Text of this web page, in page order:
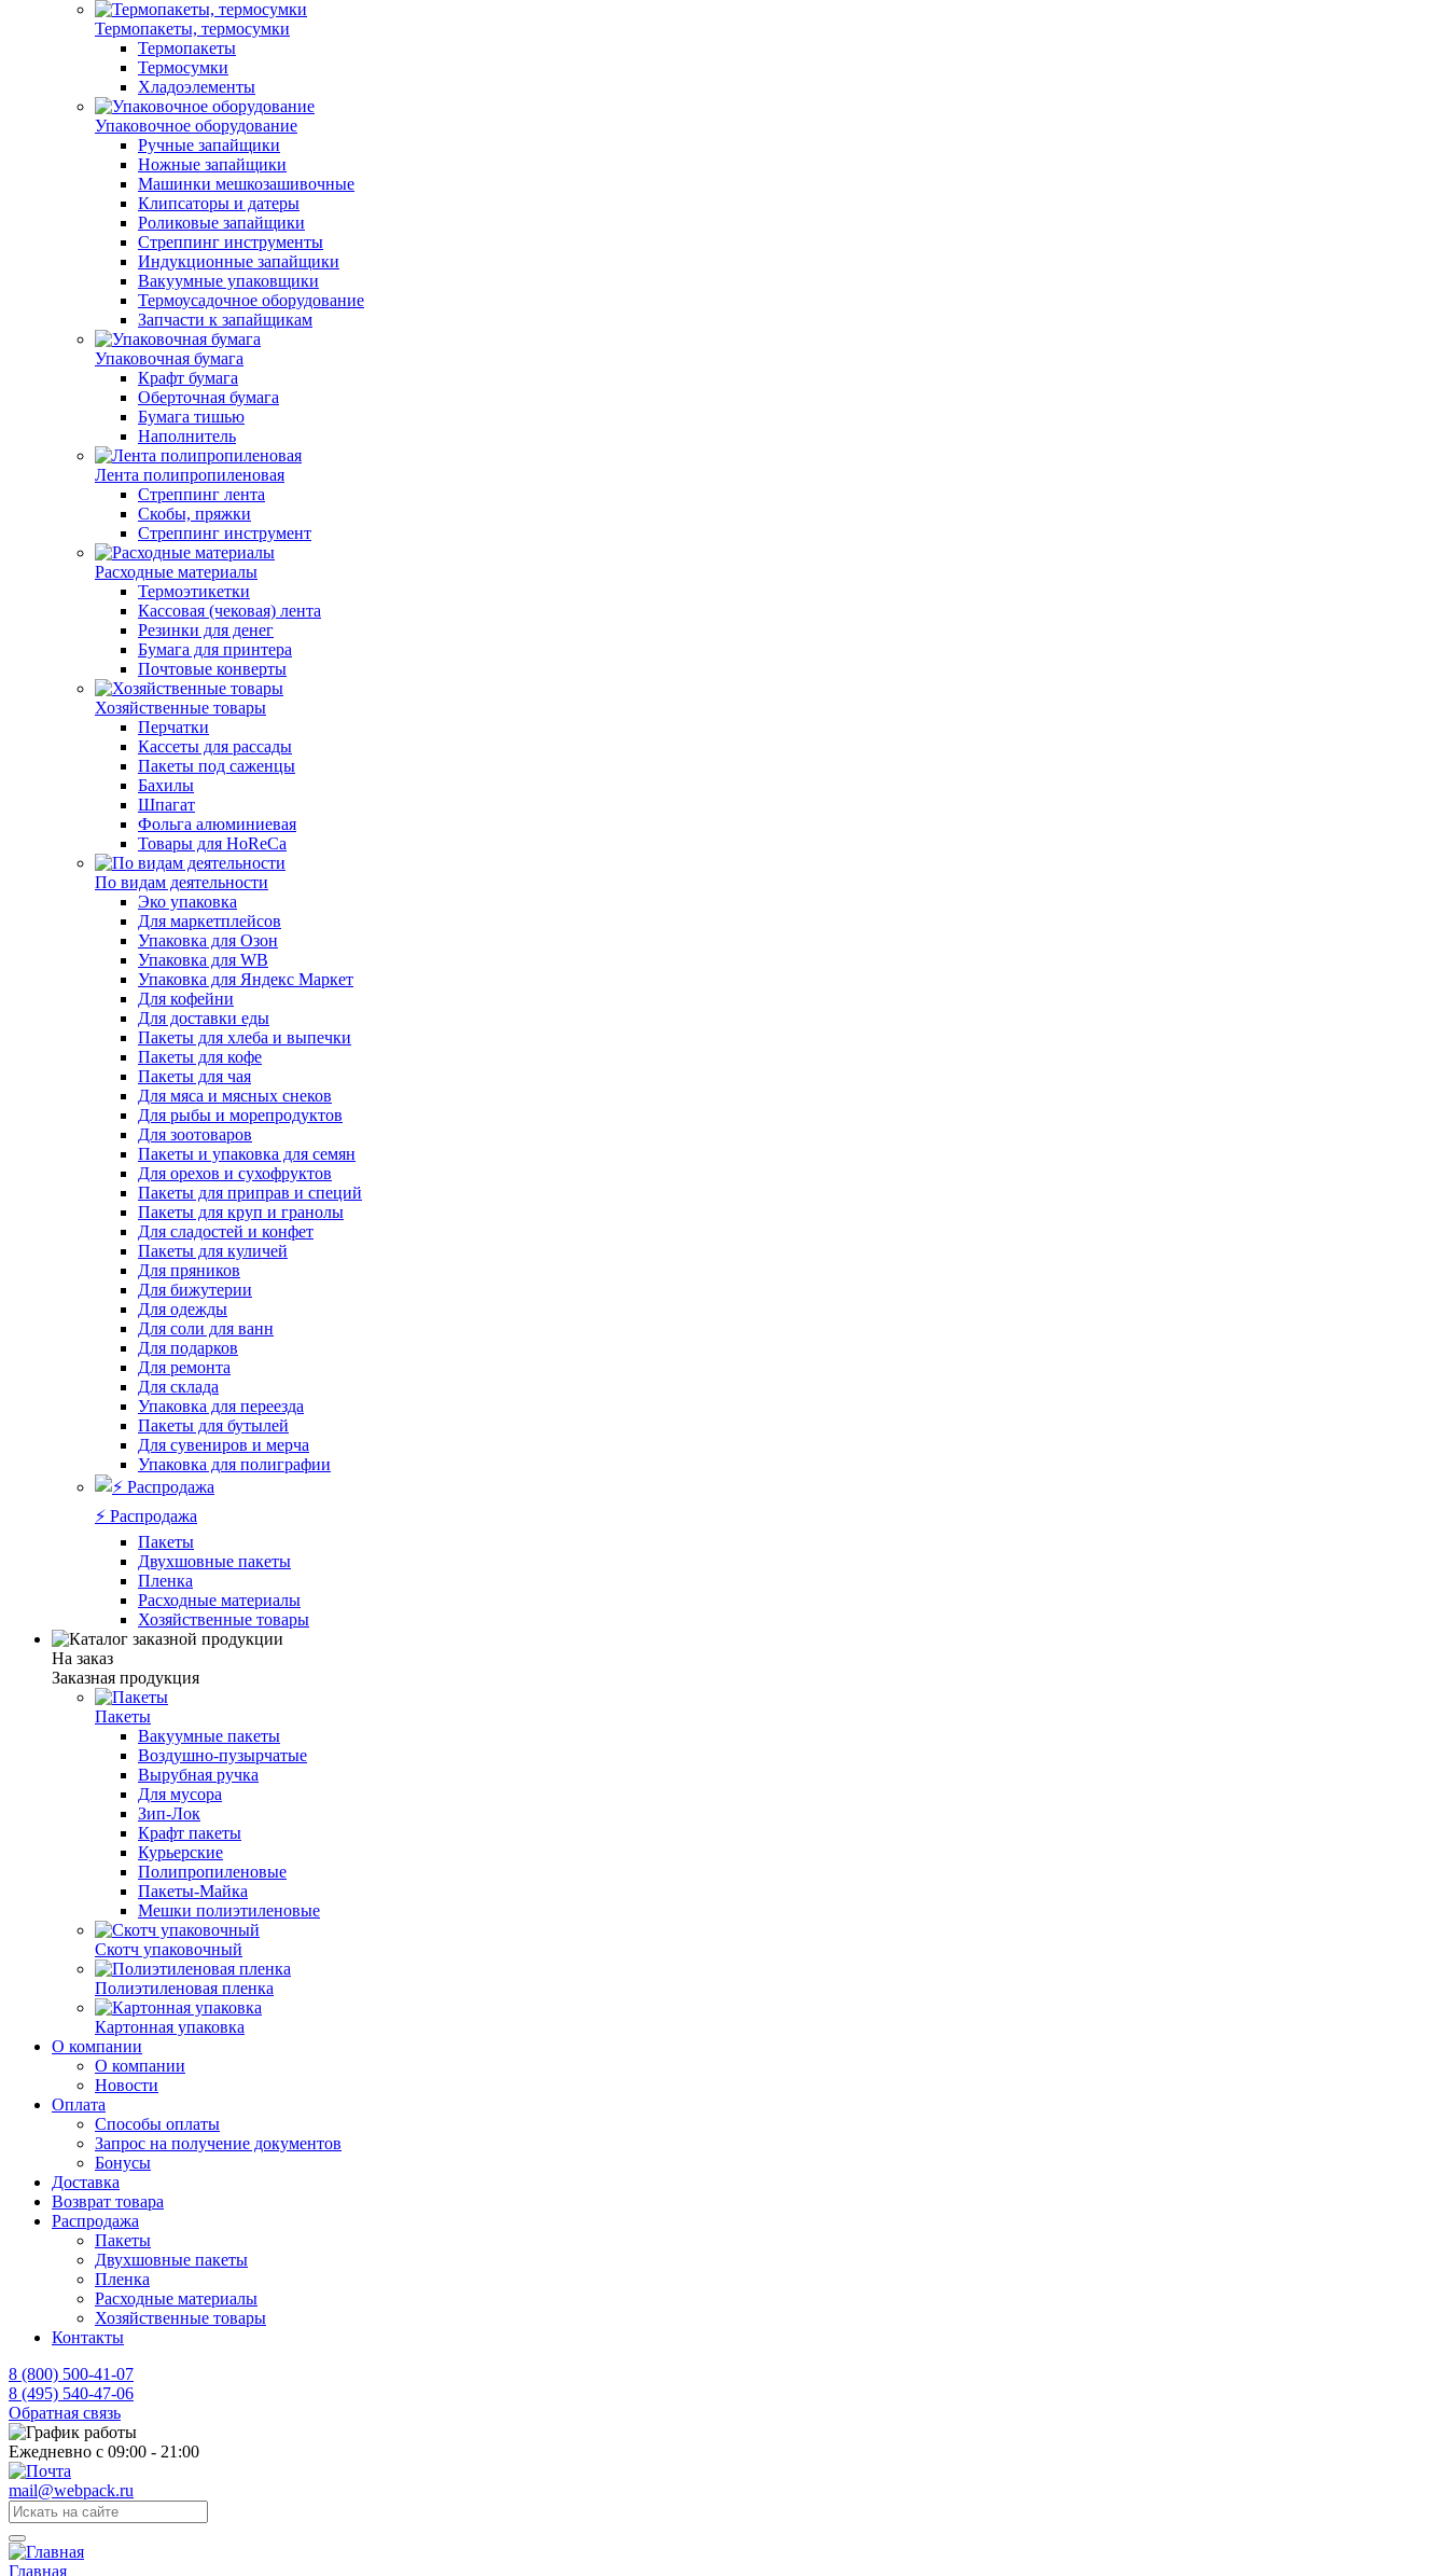
Термопакеты, термосумки
Термопакеты
Термосумки
Хладоэлементы
Упаковочное оборудование
Ручные запайщики
Ножные запайщики
Машинки мешкозашивочные
Клипсаторы и датеры
Роликовые запайщики
Стреппинг инструменты
Индукционные запайщики
Вакуумные упаковщики
Термоусадочное оборудование
Запчасти к запайщикам
Упаковочная бумага
Крафт бумага
Оберточная бумага
Бумага тишью
Наполнитель
Лента полипропиленовая
Стреппинг лента
Скобы, пряжки
Стреппинг инструмент
Расходные материалы
Термоэтикетки
Кассовая (чековая) лента
Резинки для денег
Бумага для принтера
Почтовые конверты
Хозяйственные товары
Перчатки
Кассеты для рассады
Пакеты под саженцы
Бахилы
Шпагат
Фольга алюминиевая
Товары для HoReCa
По видам деятельности
Эко упаковка
Для маркетплейсов
Упаковка для Озон
Упаковка для WB
Упаковка для Яндекс Маркет
Для кофейни
Для доставки еды
Пакеты для хлеба и выпечки
Пакеты для кофе
Пакеты для чая
Для мяса и мясных снеков
Для рыбы и морепродуктов
Для зоотоваров
Пакеты и упаковка для семян
Для орехов и сухофруктов
Пакеты для приправ и специй
Пакеты для круп и гранолы
Для сладостей и конфет
Пакеты для куличей
Для пряников
Для бижутерии
Для одежды
Для соли для ванн
Для подарков
Для ремонта
Для склада
Упаковка для переезда
Пакеты для бутылей
Для сувениров и мерча
Упаковка для полиграфии
⚡️ Распродажа
Пакеты
Двухшовные пакеты
Пленка
Расходные материалы
Хозяйственные товары
На заказ
Заказная продукция
Пакеты
Вакуумные пакеты
Воздушно-пузырчатые
Вырубная ручка
Для мусора
Зип-Лок
Крафт пакеты
Курьерские
Полипропиленовые
Пакеты-Майка
Мешки полиэтиленовые
Скотч упаковочный
Полиэтиленовая пленка
Картонная упаковка
О компании
О компании
Новости
Оплата
Способы оплаты
Запрос на получение документов
Бонусы
Доставка
Возврат товара
Распродажа
Пакеты
Двухшовные пакеты
Пленка
Расходные материалы
Хозяйственные товары
Контакты
8 (800) 500-41-07
8 (495) 540-47-06
Обратная связь
Ежедневно с 09:00 - 21:00
mail@webpack.ru
Главная